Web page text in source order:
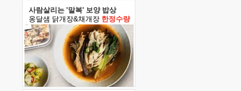
사람살리는 '말복' 보양 밥상
옹달샘 닭개장&채개장 한정수량